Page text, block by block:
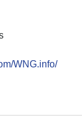
WNG.info/